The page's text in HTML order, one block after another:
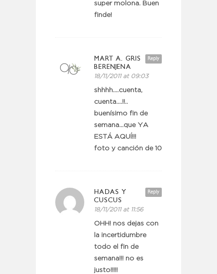
super molona. Buen
finde!
Reply
MART A. GRIS
BERENJENA
18/11/2011 at 09:03
shhhh….cuenta,
cuenta….!!..
buenísimo fin de
semana…que YA
ESTÁ AQUÍ!!!
foto y canción de 10
Reply
HADAS Y
CUSCUS
18/11/2011 at 11:56
OHH! nos dejas con
la incertidumbre
todo el fin de
semana!!! no es
justo!!!!!